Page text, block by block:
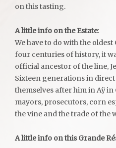
on this tasting.
A little info on the Estate:
We have to do with the
four centuries of history, it
official ancestor of the line,
Sixteen generations in
themselves after him in Aÿ
mayors, prosecutors, corn
the vine and the trade of the
A little info on this Grande